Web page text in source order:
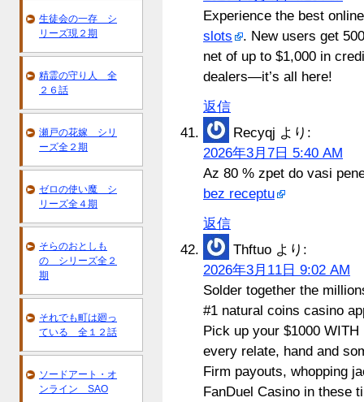
Experience the best
slots
. New users get
net of up to $1,000 in
dealers—it’s all here!
返信
Recyqj より:
2026年3月7日 5:40 AM
Az 80 % zpet do vasi
bez receptu
返信
Thftuo より:
2026年3月11日 9:02 AM
Solder together the
#1 natural coins casino
Pick up your $1000
every relate, hand and
Firm payouts, whopping
FanDuel Casino in these
生徒会の一存 シ
リーズ現２期
精霊の守り人 全
２６話
瀬戸の花嫁 シリ
ーズ全２期
ゼロの使い魔 シ
リーズ全４期
そらのおとしも
の シリーズ全２
期
それでも町は廻っ
ている 全１２話
ソードアート・オ
ンライン SAO